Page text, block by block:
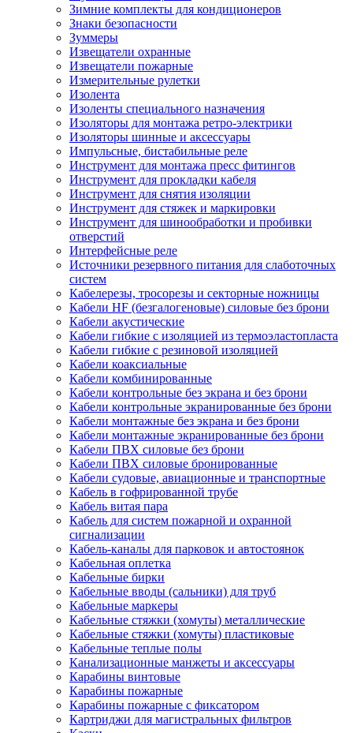
Зимние комплекты для кондиционеров
Знаки безопасности
Зуммеры
Извещатели охранные
Извещатели пожарные
Измерительные рулетки
Изолента
Изоленты специального назначения
Изоляторы для монтажа ретро-электрики
Изоляторы шинные и аксессуары
Импульсные, бистабильные реле
Инструмент для монтажа пресс фитингов
Инструмент для прокладки кабеля
Инструмент для снятия изоляции
Инструмент для стяжек и маркировки
Инструмент для шинообработки и пробивки
отверстий
Интерфейсные реле
Источники резервного питания для слаботочных
систем
Кабелерезы, тросорезы и секторные ножницы
Кабели HF (безгалогеновые) силовые без брони
Кабели акустические
Кабели гибкие с изоляцией из термоэластопласта
Кабели гибкие с резиновой изоляцией
Кабели коаксиальные
Кабели комбинированные
Кабели контрольные без экрана и без брони
Кабели контрольные экранированные без брони
Кабели монтажные без экрана и без брони
Кабели монтажные экранированные без брони
Кабели ПВХ силовые без брони
Кабели ПВХ силовые бронированные
Кабели судовые, авиационные и транспортные
Кабель в гофрированной трубе
Кабель витая пара
Кабель для систем пожарной и охранной
сигнализации
Кабель-каналы для парковок и автостоянок
Кабельная оплетка
Кабельные бирки
Кабельные вводы (сальники) для труб
Кабельные маркеры
Кабельные стяжки (хомуты) металлические
Кабельные стяжки (хомуты) пластиковые
Кабельные теплые полы
Канализационные манжеты и аксессуары
Карабины винтовые
Карабины пожарные
Карабины пожарные с фиксатором
Картриджи для магистральных фильтров